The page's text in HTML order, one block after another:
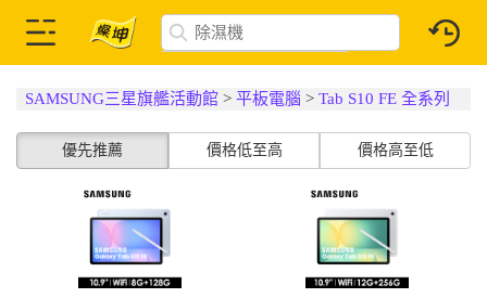
SAMSUNG三星旗艦活動館 >平板電腦 >Tab S10 FE 全系列
優先推薦 價格低至高 價格高至低